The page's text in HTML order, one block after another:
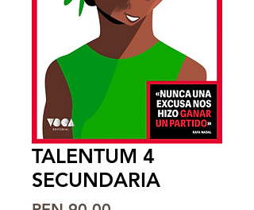
TALENTUM 4
SECUNDARIA